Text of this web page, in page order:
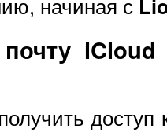
почту
доступ